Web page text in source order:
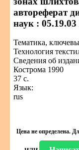
автореферат
наук :
Тематика,
Технология
Сведения об
Кострома 1990
37 с.
Язык:
rus
Цена не определена.